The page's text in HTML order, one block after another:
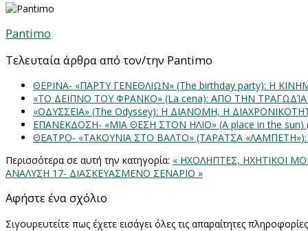
Pantimo
Τελευταία άρθρα από τον/την Pantimo
ΘΕΡΙΝΑ- «ΠΑΡΤΥ ΓΕΝΕΘΛΙΩΝ» (The birthday party): H
«ΤΟ ΔΕΙΠΝΟ ΤΟΥ ΦΡΑΝΚΟ» (La cena): ΑΠΟ ΤΗΝ
«ΟΔΥΣΣΕΙΑ» (The Odyssey): Η ΔΙΑΝΟΜΗ, Η
ΕΠΑΝΕΚΔΟΣΗ- «ΜΙΑ ΘΕΣΗ ΣΤΟΝ ΗΛΙΟ» (Α place in the
ΘΕΑΤΡΟ- «ΤΑΚΟΥΝΙΑ ΣΤΟ ΒΑΛΤΟ» (ΤΑΡΑΤΣΑ
Περισσότερα σε αυτή την κατηγορία: « ΗΧΟΛΗΠΤΕΣ, ΗΧΗΤΙΚΟΙ
ΑΝΑΛΥΣΗ 17- ΔΙΑΣΚΕΥΑΣΜΕΝΟ ΣΕΝΑΡΙΟ »
Αφήστε ένα σχόλιο
Σιγουρευτείτε πως έχετε εισάγει όλες τις απαραίτητες